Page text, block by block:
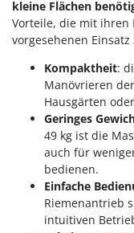
kleine Flächen
Vorteile, die mit ihren
vorgesehenen
Kompaktheit:
Manövrieren
Hausgärten
Geringes
49 kg ist die
auch für
bedienen.
Einfache
Riemenantrieb
intuitiven